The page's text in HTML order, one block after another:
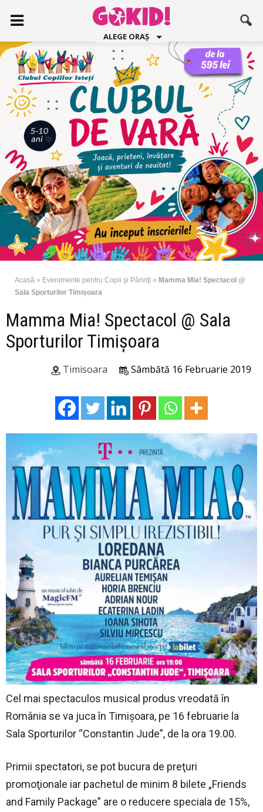
ALEGE ORAȘ
Acasă » Evenimente pentru Copii şi Părinţi » Mamma Mia! Spectacol @
Sala Sporturilor Timișoara
Mamma Mia! Spectacol @ Sala
Sporturilor Timișoara
Sâmbătă 16 Februarie 2019
Timisoara
Cel mai spectaculos musical produs vreodată în
România se va juca în Timişoara, pe 16 februarie la
Sala Sporturilor “Constantin Jude”, de la ora 19.00.
Primii spectatori, se pot bucura de preţuri
promoţionale iar pachetul de minim 8 bilete „Friends
and Family Package” are o reducere speciala de 15%,